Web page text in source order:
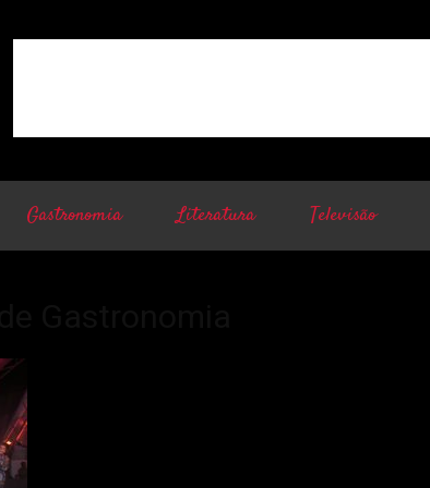
Gastronomia Literatura Televisão